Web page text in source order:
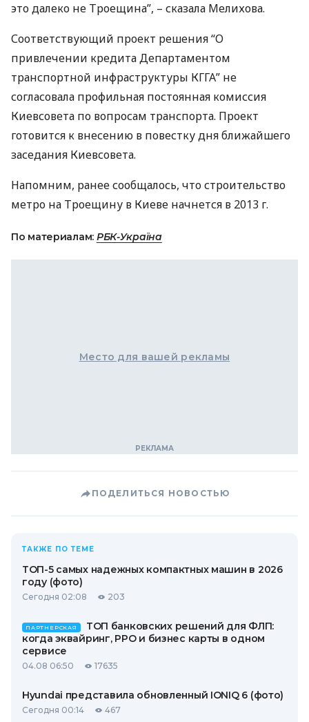
это далеко не Троещина”, – сказала Мелихова.
Соответствующий проект решения “О
привлечении кредита Департаментом
транспортной инфраструктуры КГГА” не
согласовала профильная постоянная комиссия
Киевсовета по вопросам транспорта. Проект
готовится к внесению в повестку дня ближайшего
заседания Киевсовета.
Напомним, ранее сообщалось, что строительство
метро на Троещину в Киеве начнется в 2013 г.
По материалам: РБК-Україна
Место для вашей рекламы
ПОДЕЛИТЬСЯ НОВОСТЬЮ
ТАКЖЕ ПО ТЕМЕ
ТОП-5 самых надежных компактных машин в 2026
году (фото)
Сегодня 02:08 203
ПАРТНЕРСКАЯ
ТОП банковских решений для ФЛП:
когда эквайринг, РРО и бизнес карты в одном
сервисе
04.08 06:50 17635
Hyundai представила обновленный IONIQ 6 (фото)
Сегодня 00:14 467